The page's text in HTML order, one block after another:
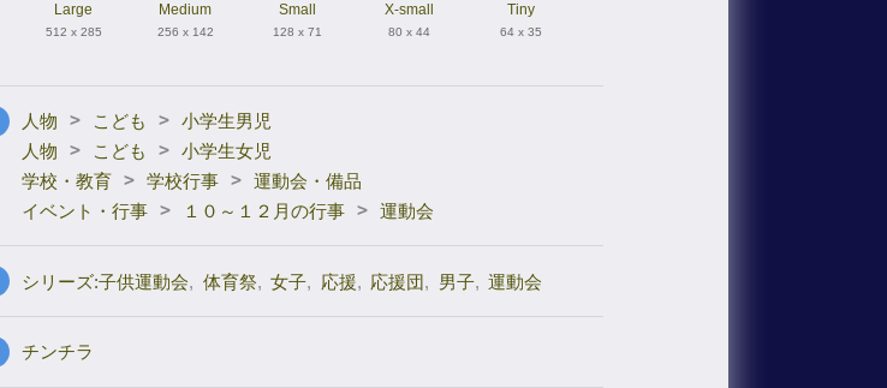
Large
512 x 285
Medium
256 x 142
Small
128 x 71
X-small
80 x 44
Tiny
64 x 35
人物 > こども > 小学生男児
人物
> こども > 小学生女児
学校・教育 > 学校行事 > 運動会・備品
イベント・行事 > １０～１２月の行事 > 運動会
シリーズ:子供運動会, 体育祭, 女子, 応援, 応援団, 男子, 運動会
チンチラ